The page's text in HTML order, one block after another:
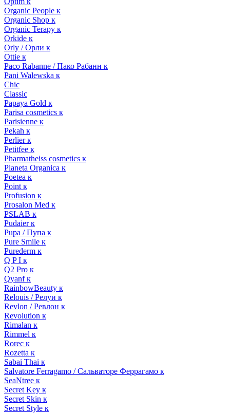
Organic People к
Organic Shop к
Organic Terapy к
Orkide к
Orly / Орли к
Ottie к
Paco Rabanne / Пако Рабанн к
Pani Walewska к
Chic
Classic
Papaya Gold к
Parisa cosmetics к
Parisienne к
Pekah к
Perlier к
Petitfee к
Pharmatheiss cosmetics к
Planeta Organica к
Poetea к
Point к
Profusion к
Prosalon Med к
PSLAB к
Pudaier к
Pupa / Пупа к
Pure Smile к
Purederm к
Q P I к
Q2 Pro к
Qyanf к
RainbowBeauty к
Relouis / Релуи к
Revlon / Ревлон к
Revolution к
Rimalan к
Rimmel к
Rorec к
Rozetta к
Sabai Thai к
Salvatore Ferragamo / Сальваторе Феррагамо к
SeaNtree к
Secret Key к
Secret Skin к
Secret Style к